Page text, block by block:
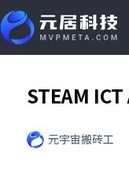
STEAM
元宇宙搬砖工